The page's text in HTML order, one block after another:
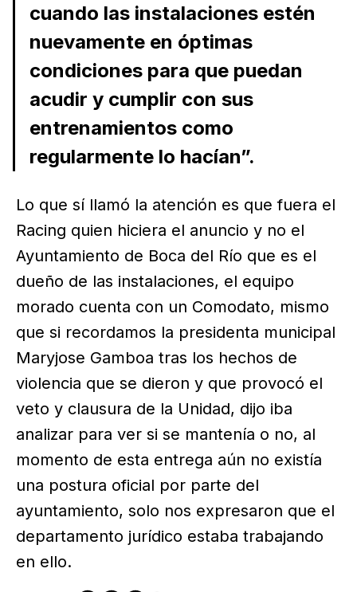
cuando las instalaciones estén
nuevamente en óptimas
condiciones para que puedan
acudir y cumplir con sus
entrenamientos como
regularmente lo hacían”.
Lo que sí llamó la atención es que fuera el
Racing quien hiciera el anuncio y no el
Ayuntamiento de Boca del Río que es el
dueño de las instalaciones, el equipo
morado cuenta con un Comodato, mismo
que si recordamos la presidenta municipal
Maryjose Gamboa tras los hechos de
violencia que se dieron y que provocó el
veto y clausura de la Unidad, dijo iba
analizar para ver si se mantenía o no, al
momento de esta entrega aún no existía
una postura oficial por parte del
ayuntamiento, solo nos expresaron que el
departamento jurídico estaba trabajando
en ello.